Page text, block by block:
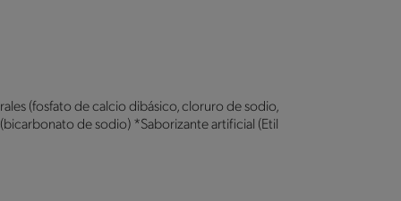
(fosfato de calcio dibásico, cloruro de sodio,
de sodio) *Saborizante artificial (Etil